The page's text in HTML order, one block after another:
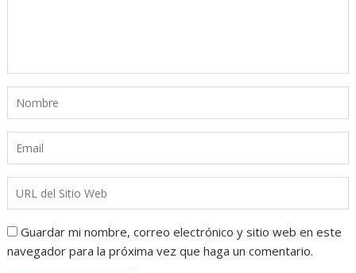
Guardar mi nombre, correo electrónico y sitio web en este
navegador para la próxima vez que haga un comentario.